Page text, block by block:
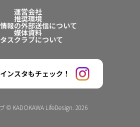
運営会社
推奨環境
報の外部送信について
媒体資料
スクラブについて
ンスタもチェック！
© KADOKAWA LifeDesign. 2026